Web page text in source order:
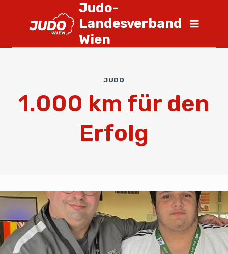
Judo-
Landesverband
Wien
JUDO
1.000 km für den
Erfolg